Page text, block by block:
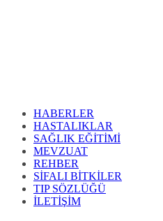
HABERLER
HASTALIKLAR
SAĞLIK EĞİTİMİ
MEVZUAT
REHBER
SİFALI BİTKİLER
TIP SÖZLÜĞÜ
İLETİŞİM